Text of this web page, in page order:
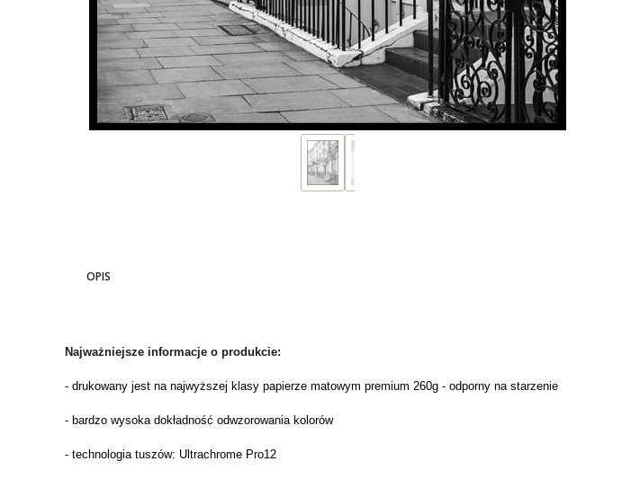
OPIS
Najważniejsze informacje o produkcie:
- drukowany jest na najwyższej klasy papierze matowym premium 260g - odporny na starzenie
- bardzo wysoka dokładność odwzorowania kolorów
- technologia tuszów: Ultrachrome Pro12